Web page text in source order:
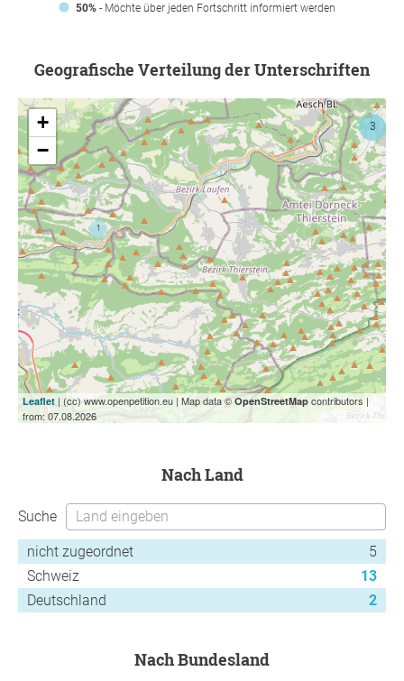
50% - Möchte über jeden Fortschritt informiert werden
Geografische Verteilung der Unterschriften
+
−
Leaflet | (cc) www.openpetition.eu | Map data ©OpenStreetMap contributors |
from: 07.08.2026
nach Land
Suche
nicht zugeordnet
5
Schweiz
13
Deutschland
2
nach Bundesland